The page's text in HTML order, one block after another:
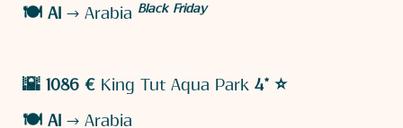
🍽️ AI → Arabia Black Friday
🌇 1086 € King Tut Aqua Park 4* ⭐️
🍽️ AI → Arabia